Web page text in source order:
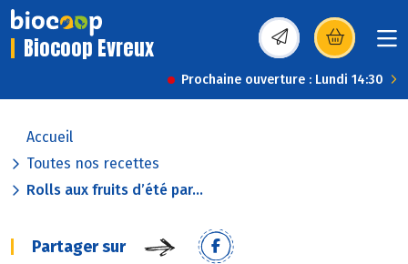
Biocoop Evreux (s’ouvre dans une
Prochaine ouverture : Lundi 14:30
Accueil
Toutes nos recettes
Rolls aux fruits d’été par...
Partager sur